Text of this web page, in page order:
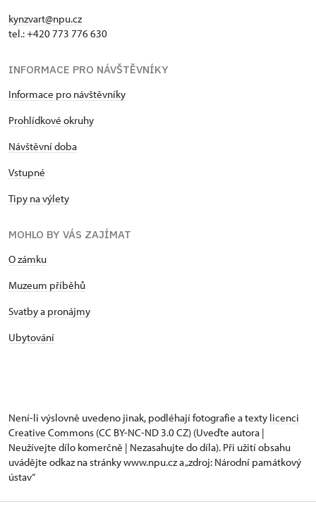
kynzvart@npu.cz
tel.: +420 773 776 630
INFORMACE PRO NÁVŠTĚVNÍKY
Informace pro návštěvníky
Prohlídkové okruhy
Návštěvní doba
Vstupné
Tipy na výlety
MOHLO BY VÁS ZAJÍMAT
O zámku
Muzeum příběhů
Svatby a pronájmy
Ubytování
Není-li výslovně uvedeno jinak, podléhají fotografie a texty licenci
Creative Commons (CC BY-NC-ND 3.0 CZ) (Uveďte autora |
Neužívejte dílo komerčně | Nezasahujte do díla). Při užití obsahu
uvádějte odkaz na stránky www.npu.cz a „zdroj: Národní památkový
ústav“